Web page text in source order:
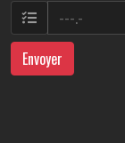
Envoyer